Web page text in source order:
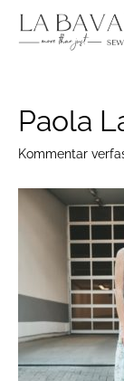
Inhalt
Paola
Kommentar
navigation